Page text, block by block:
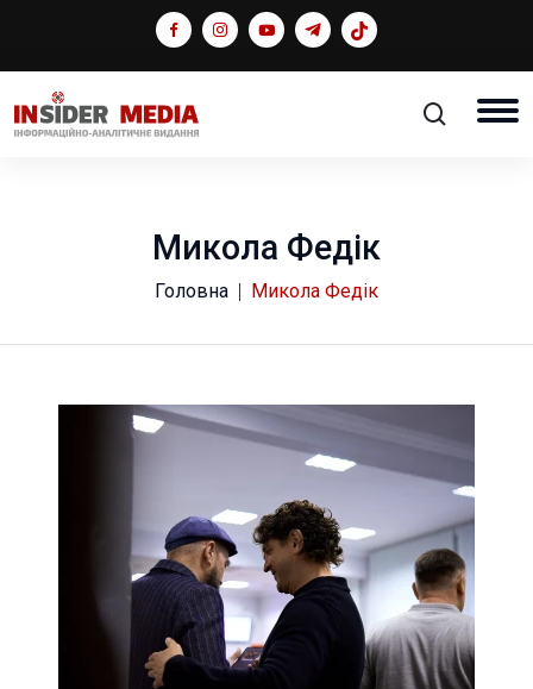
Микола Федік
Головна Микола Федік